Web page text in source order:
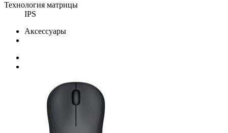
Технология матрицы
IPS
Аксессуары